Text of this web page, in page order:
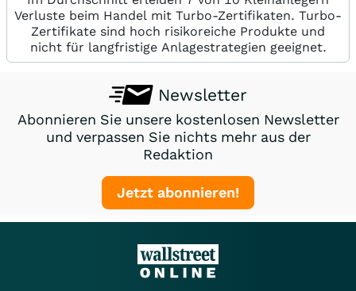
Verluste beim Handel mit Turbo-Zertifikaten. Turbo-
Zertifikate sind hoch risikoreiche Produkte und
nicht für langfristige Anlagestrategien geeignet.
Newsletter
Abonnieren Sie unsere kostenlosen Newsletter
und verpassen Sie nichts mehr aus der
Redaktion
Jetzt abonnieren!